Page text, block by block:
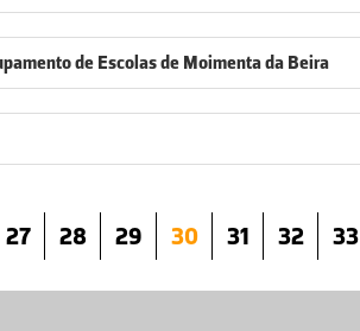
de Escolas de Moimenta da Beira
27 28 29 30 31 32 33